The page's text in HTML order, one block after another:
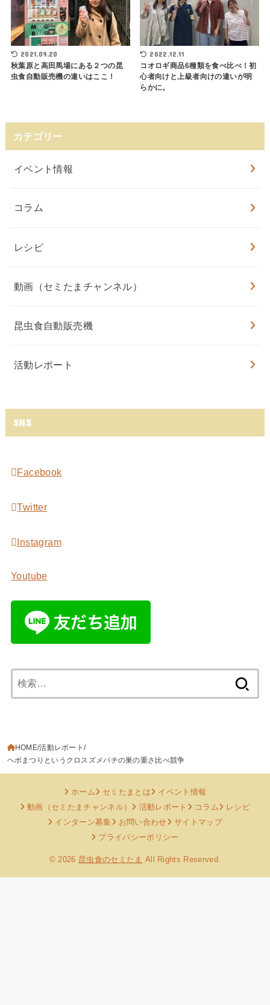
2021.09.20
秋葉原と高田馬場にある２つの昆
虫食自動販売機の違いはここ！
2022.12.11
コオロギ商品6種類を食べ比べ！初
心者向けと上級者向けの違いが明
らかに。
カテゴリー
イベント情報
コラム
レシピ
動画（セミたまチャンネル）
昆虫食自動販売機
活動レポート
SNS
Facebook
Twitter
Instagram
Youtube
索:
HOME 活動レポート
ヘボまつりというクロスズメバチの巣の重さ比べ競争
ホーム セミたまとは
イベント情報
動画（セミたまチャンネル）
活動レポート コラム
レシピ
インターン募集
お問い合わせ
サイトマップ
プライバシーポリシー
© 2026 昆虫食のセミたま All Rights Reserved.